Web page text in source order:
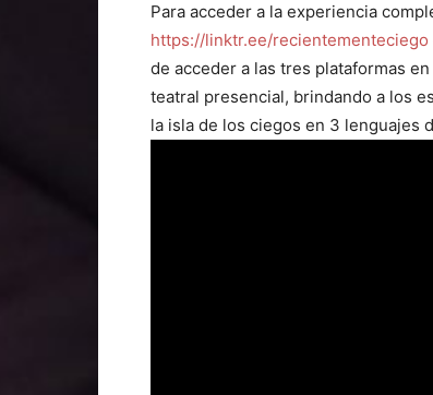
Para acceder a la experiencia
https://linktr.ee/recientementeciego
de acceder a las tres plataformas
teatral presencial, brindando a los
la isla de los ciegos en 3 lenguajes